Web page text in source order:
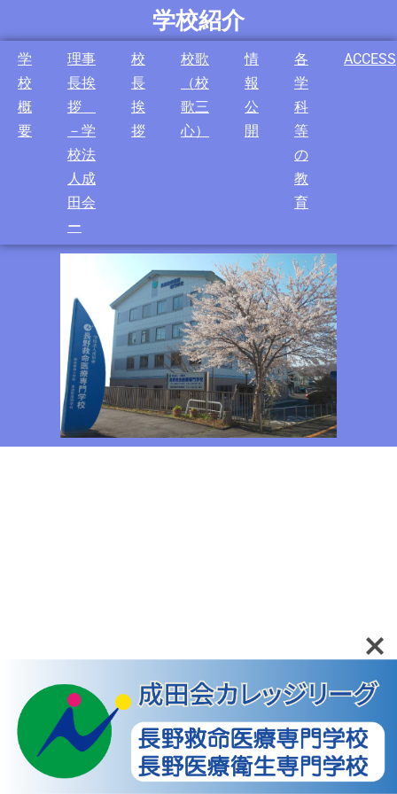
学校紹介
学
校
概
要
理事
長挨
拶
－学
校法
人成
田会
ー
校
長
挨
拶
校歌
（校
歌三
心）
情
報
公
開
各
学
科
等
の
教
育
ACCESS
資料請求 ｵｰﾌﾟﾝｷｬﾝﾊﾟｽ お問合せ